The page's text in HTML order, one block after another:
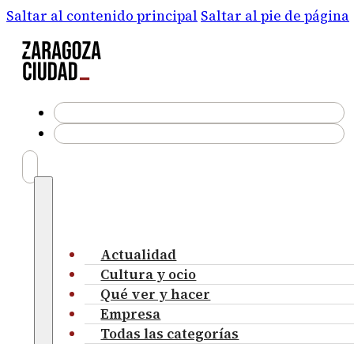
Saltar al contenido principal Saltar al pie de página
Actualidad
Cultura y ocio
Qué ver y hacer
Empresa
Todas las categorías